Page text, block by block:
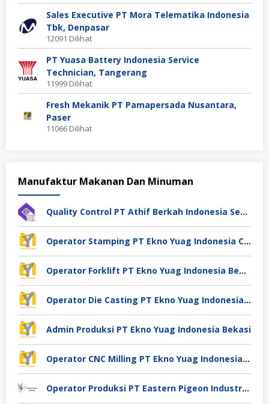
Sales Executive PT Mora Telematika Indonesia
Tbk, Denpasar
12091 Dilihat
PT Yuasa Battery Indonesia Service
Technician, Tangerang
11999 Dilihat
Fresh Mekanik PT Pamapersada Nusantara,
Paser
11066 Dilihat
Manufaktur Makanan Dan Minuman
Quality Control PT Athif Berkah Indonesia Semarang
Operator Stamping PT Ekno Yuag Indonesia Cikarang
Operator Forklift PT Ekno Yuag Indonesia Bekasi
Operator Die Casting PT Ekno Yuag Indonesia Bekasi
Admin Produksi PT Ekno Yuag Indonesia Bekasi
Operator CNC Milling PT Ekno Yuag Indonesia Bekasi
Operator Produksi PT Eastern Pigeon Industry Deli Serdang